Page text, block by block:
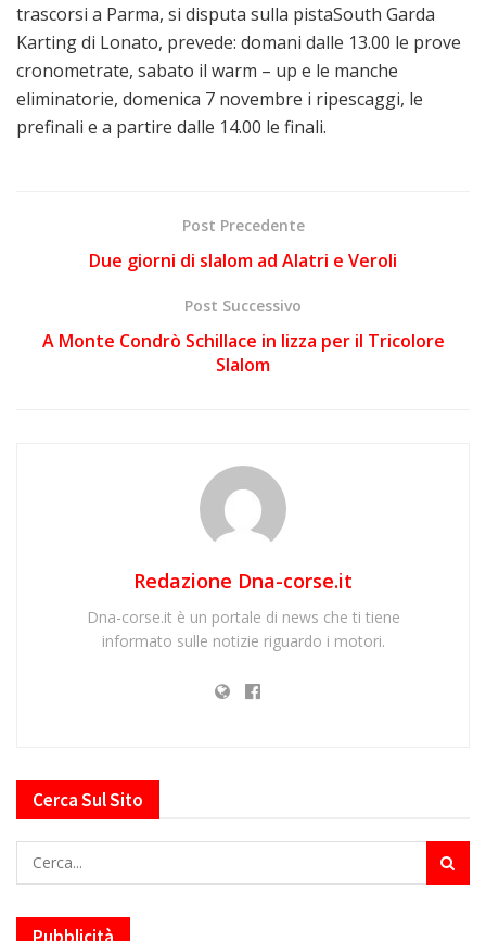
trascorsi a Parma, si disputa sulla pistaSouth Garda
Karting di Lonato, prevede: domani dalle 13.00 le prove
cronometrate, sabato il warm – up e le manche
eliminatorie, domenica 7 novembre i ripescaggi, le
prefinali e a partire dalle 14.00 le finali.
Post Precedente
Due giorni di slalom ad Alatri e Veroli
Post Successivo
A Monte Condrò Schillace in lizza per il Tricolore
Slalom
Redazione Dna-corse.it
Dna-corse.it è un portale di news che ti tiene
informato sulle notizie riguardo i motori.
Cerca Sul Sito